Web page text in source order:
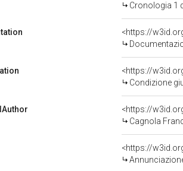
Cronologia 1
Condizione
<https://
Cagnola
<https://